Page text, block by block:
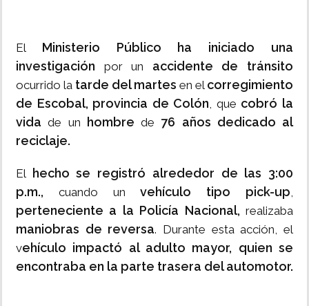
El Ministerio Público ha iniciado una
investigación por un accidente de tránsito
ocurrido la tarde del martes en el corregimiento
de Escobal, provincia de Colón, que cobró la
vidade un hombre de 76 años dedicado al
reciclaje.
El hecho se registró alrededor de las 3:00
p.m., cuando unvehículo tipo pick-up,
perteneciente a la Policía Nacional, realizaba
maniobras de reversa. Durante esta acción, el
vehículo impactó al adulto mayor, quien se
encontraba en la parte trasera del automotor.